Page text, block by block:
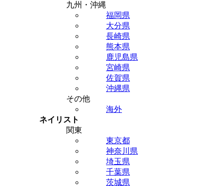
九州・沖縄
福岡県
大分県
長崎県
熊本県
鹿児島県
宮崎県
佐賀県
沖縄県
その他
海外
ネイリスト
関東
東京都
神奈川県
埼玉県
千葉県
茨城県